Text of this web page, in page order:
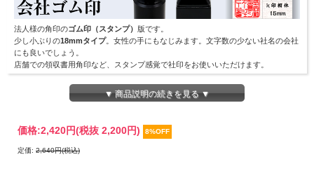
法人様の角印のゴム印（スタンプ） 版です。
少し小ぶりの18mmタイプ。女性の手にもなじみます。文字数の少ない社名の会社
にも良いでしょう。
店舗での領収書用角印など、スタンプ感覚で社印をお使いいただけます。
▼ 商品説明の続きを見る ▼
価格:2,420円(税抜 2,200円) 8%OFF
定価: 2,640円(税込)